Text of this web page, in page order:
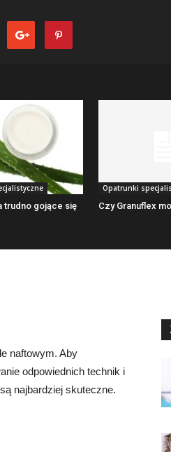
trudno gojące się
Opatrunki
Czy Granuflex
naftowym. Aby
odpowiednich technik i
najbardziej skuteczne.